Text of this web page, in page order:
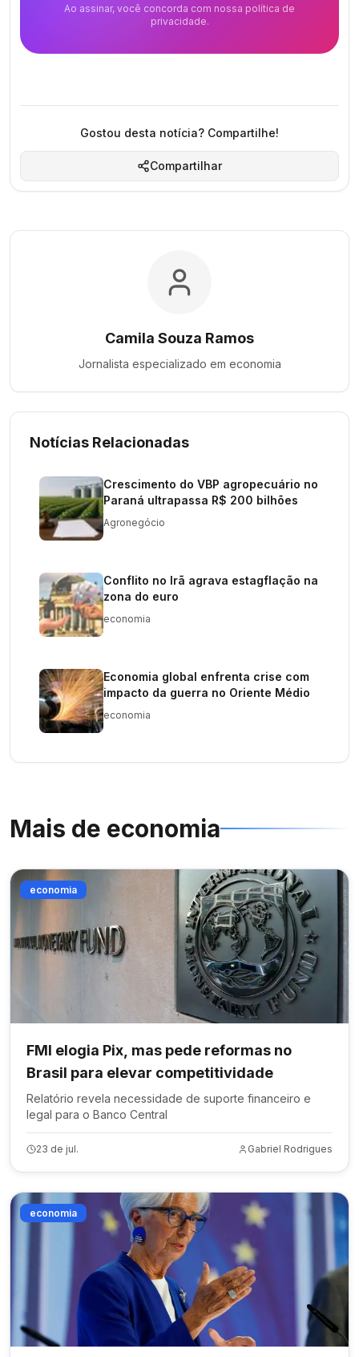
Ao assinar, você concorda com nossa política de
privacidade.
Gostou desta notícia? Compartilhe!
Compartilhar
Camila Souza Ramos
Jornalista especializado em economia
Notícias Relacionadas
Crescimento do VBP agropecuário no
Paraná ultrapassa R$ 200 bilhões
Agronegócio
Conflito no Irã agrava estagflação na
zona do euro
economia
Economia global enfrenta crise com
impacto da guerra no Oriente Médio
economia
Mais de economia
economia
FMI elogia Pix, mas pede reformas no
Brasil para elevar competitividade
Relatório revela necessidade de suporte financeiro e
legal para o Banco Central
23 de jul. Gabriel Rodrigues
economia